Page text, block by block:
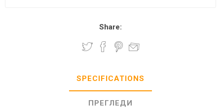
Share:
SPECIFICATIONS
ПРЕГЛЕДИ